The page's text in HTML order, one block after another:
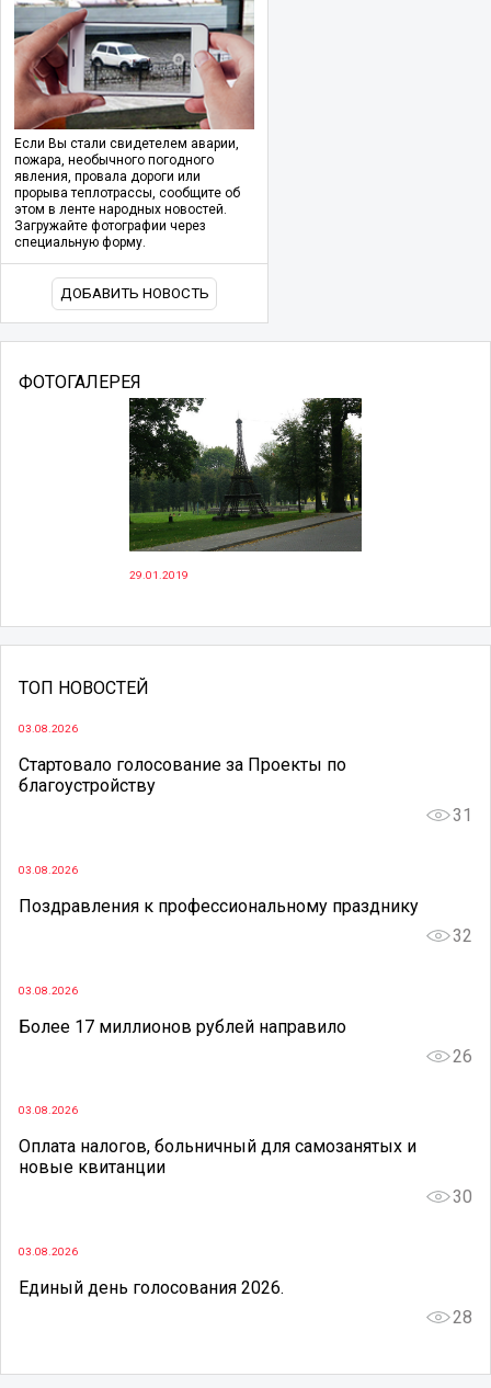
Если Вы стали свидетелем аварии,
пожара, необычного погодного
явления, провала дороги или
прорыва теплотрассы, сообщите об
этом в ленте народных новостей.
Загружайте фотографии через
специальную форму.
ДОБАВИТЬ НОВОСТЬ
ФОТОГАЛЕРЕЯ
29.01.2019
ТОП НОВОСТЕЙ
03.08.2026
Стартовало голосование за Проекты по
благоустройству
31
03.08.2026
Поздравления к профессиональному празднику
32
03.08.2026
Более 17 миллионов рублей направило
26
03.08.2026
Оплата налогов, больничный для самозанятых и
новые квитанции
30
03.08.2026
Единый день голосования 2026.
28